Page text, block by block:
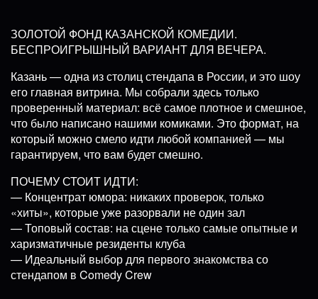
ЗОЛОТОЙ ФОНД КАЗАНСКОЙ КОМЕДИИ.
БЕСПРОИГРЫШНЫЙ ВАРИАНТ ДЛЯ ВЕЧЕРА.
Казань — одна из столиц стендапа в России, и это шоу
его главная витрина. Мы собрали здесь только
проверенный материал: всё самое плотное и смешное,
что было написано нашими комиками. Это формат, на
который можно смело идти любой компанией — мы
гарантируем, что вам будет смешно.
ПОЧЕМУ СТОИТ ИДТИ:
— Концентрат юмора: никаких проверок, только
«хиты», которые уже разорвали не один зал
— Топовый состав: на сцене только самые опытные и
харизматичные резиденты клуба
— Идеальный выбор для первого знакомства со
стендапом в Comedy Crew